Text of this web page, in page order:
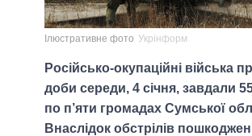
Ілюстративне фото Укрінформ
Російсько-окупаційні війська
доби середи, 4 січня, завдали
по п’яти громадах Сумської
Внаслідок обстрілів пошкоджені